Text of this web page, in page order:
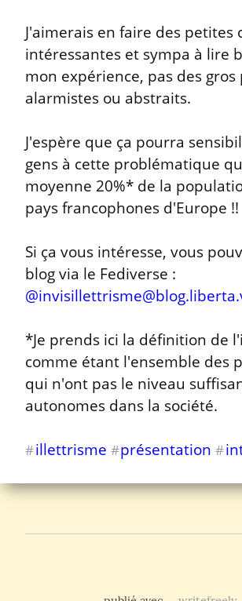
J'aimerais en faire des petites
intéressantes et sympa à lire
mon expérience, pas des gros
alarmistes ou abstraits.
J'espère que ça pourra
gens à cette problématique
moyenne 20%* de la
pays francophones d'Europe !!
Si ça vous intéresse, vous
@
*Je prends ici la définition de
comme étant l'ensemble des
qui n'ont pas le niveau
autonomes dans la société.
#illettrisme #présentation #